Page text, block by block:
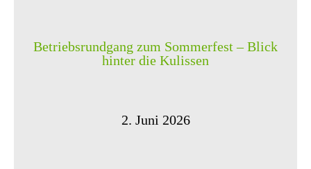
Betriebsrundgang zum Sommerfest – Blick
hinter die Kulissen
2. Juni 2026